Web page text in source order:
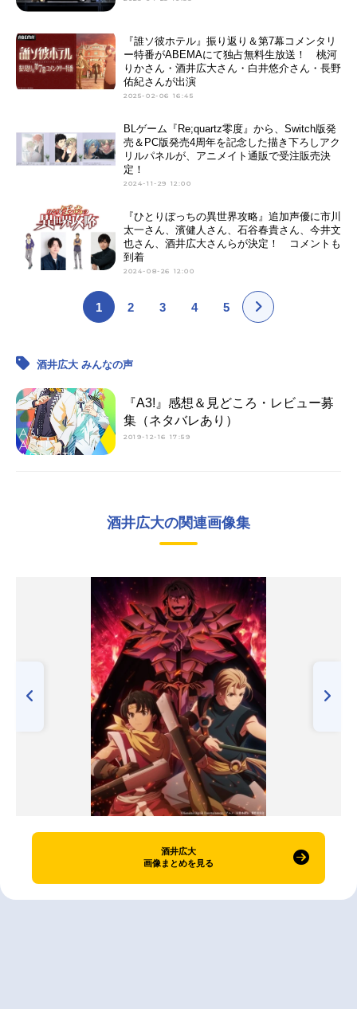
『誰ソ彼ホテル』振り返り＆第7幕コメンタリ
ー特番がABEMAにて独占無料生放送！ 桃河
りかさん・酒井広大さん・白井悠介さん・長野
佑紀さんが出演
2025-02-06 16:45
BLゲーム『Re;quartz零度』から、Switch版発
売＆PC版発売4周年を記念した描き下ろしアク
リルパネルが、アニメイト通販で受注販売決
定！
2024-11-29 12:00
『ひとりぼっちの異世界攻略』追加声優に市川
太一さん、濱健人さん、石谷春貴さん、今井文
也さん、酒井広大さんらが決定！ コメントも
到着
2024-08-26 12:00
1 2 3 4 5
酒井広大 みんなの声
『A3!』感想＆見どころ・レビュー募
集（ネタバレあり）
2019-12-16 17:59
酒井広大の関連画像集
酒井広大
画像まとめを見る